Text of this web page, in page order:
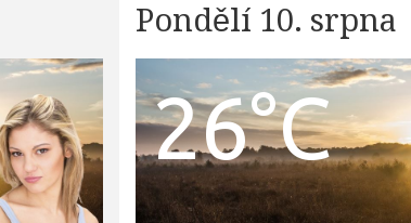
Pondělí 10. srpna
26°C